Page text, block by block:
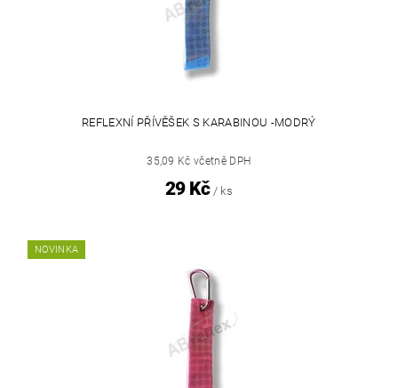
REFLEXNÍ PŘÍVĚŠEK S KARABINOU -MODRÝ
35,09 Kč včetně DPH
29 Kč / ks
NOVINKA